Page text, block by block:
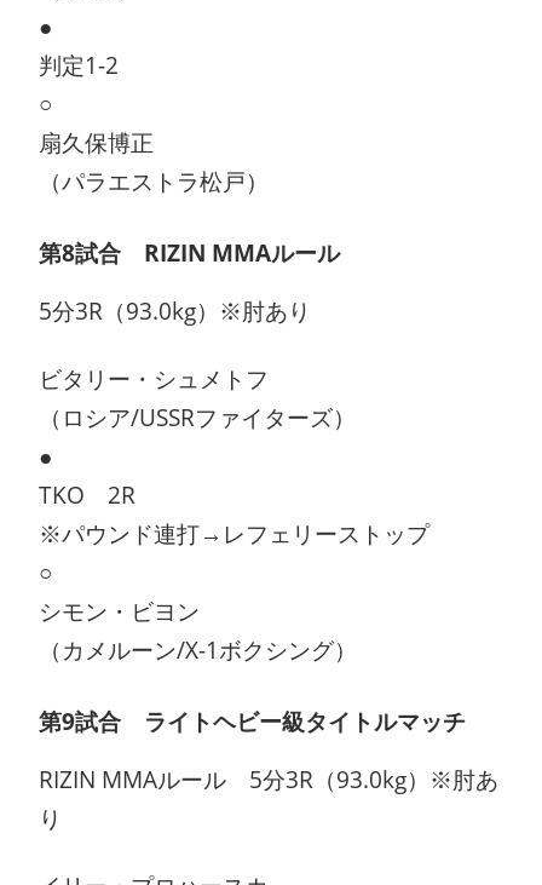
●
判定1-2
○
扇久保博正
（パラエストラ松戸）
第8試合 RIZIN MMAルール
5分3R（93.0kg）※肘あり
ビタリー・シュメトフ
（ロシア/USSRファイターズ）
●
TKO 2R
※パウンド連打→レフェリーストップ
○
シモン・ビヨン
（カメルーン/X-1ボクシング）
第9試合 ライトヘビー級タイトルマッチ
RIZIN MMAルール 5分3R（93.0kg）※肘あ
り